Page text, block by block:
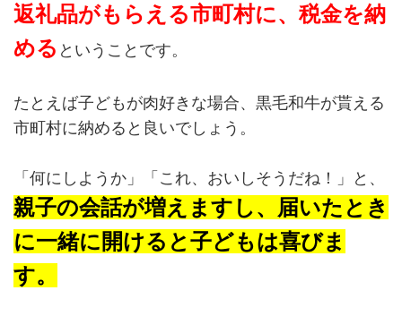
返礼品がもらえる市町村に、税金を納
める ということです。
たとえば子どもが肉好きな場合、黒毛和牛が貰える
市町村に納めると良いでしょう。
「何にしようか」「これ、おいしそうだね！」と、
親子の会話が増えますし、届いたとき
に一緒に開けると子どもは喜びま
す。